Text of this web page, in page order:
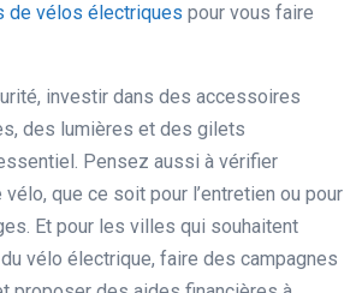
de vélos électriques pour vous faire
investir dans des accessoires
des lumières et des gilets
Pensez aussi à vérifier
que ce soit pour l’entretien ou pour
Et pour les villes qui souhaitent
vélo électrique, faire des campagnes